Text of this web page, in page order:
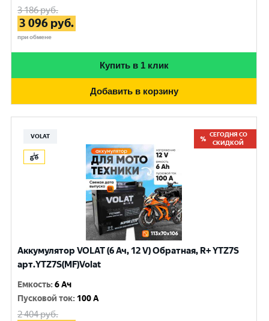
3 186руб.
3 096 руб.
при обмене
Купить в 1 клик
Добавить в корзину
VOLAT
СЕГОДНЯ СО
СКИДКОЙ
Аккумулятор VOLAT (6 Ач, 12 V) Обратная, R+ YTZ7S
арт.YTZ7S(MF)Volat
Емкость:6 Ач
Пусковой ток: 100 A
2 404руб.